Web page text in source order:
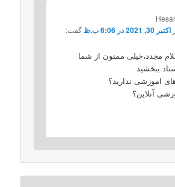
اکتبر 30, 2021 در 6:06 ب.ظ گفت:
مجدد،خیلی ممنون از شما
ببخشید
اموزشی ندارید؟
آنلاین؟